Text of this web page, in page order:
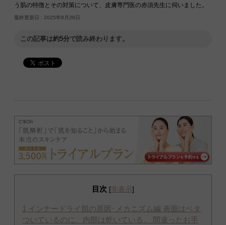
う肌の特徴とその対策について、皮膚専門医の赤須先生に伺いました。
最終更新日 : 2025年8月26日
この記事は約5分で読み終わります。
目次 [非表示]
1 インナードライ肌の原因･メカニズム編 表面はベタ
ついているのに、内部は乾いている。 間違ったお手